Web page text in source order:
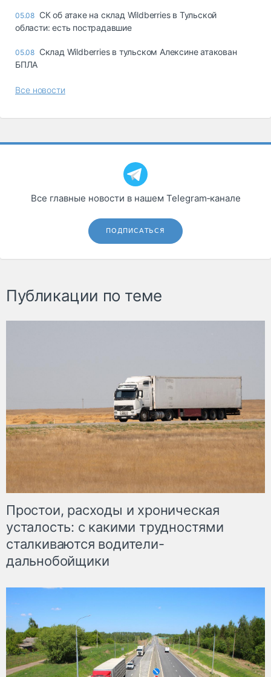
05.08 СК об атаке на склад Wildberries в Тульской
области: есть пострадавшие
05.08 Склад Wildberries в тульском Алексине атакован
БПЛА
Все новости
Все главные новости в нашем Telegram‑канале
ПОДПИСАТЬСЯ
Публикации по теме
Простои, расходы и хроническая
усталость: с какими трудностями
сталкиваются водители-
дальнобойщики